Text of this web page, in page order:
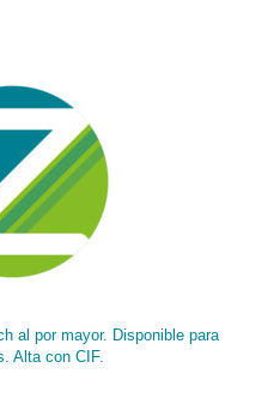
al por mayor. Disponible para
Alta con CIF.